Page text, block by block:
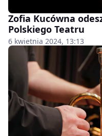
Zofia Kucówna
Polskiego Teatru
6 kwietnia 2024, 13:13